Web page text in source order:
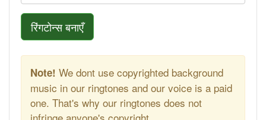
रिंगटोन्स बनाएँ
Note! We dont use copyrighted background
music in our ringtones and our voice is a paid
one. That's why our ringtones does not
infringe anyone's copyright.